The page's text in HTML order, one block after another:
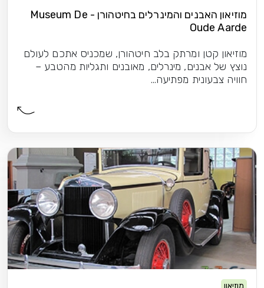
מוזיאון האבנים והמינרלים בחיטהורן - Museum De
ומרתק בלב חיטהורן, שמכניס אתכם לעולם
מינרלים, מאובנים ותגליות מהטבע –
מפתיעה...